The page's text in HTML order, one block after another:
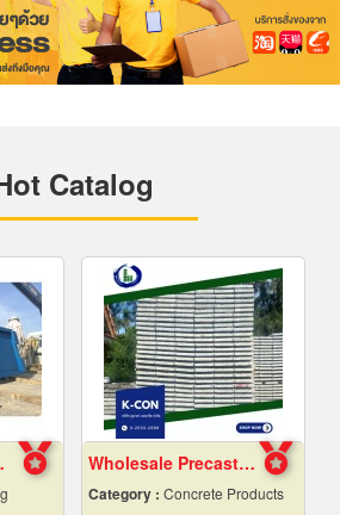
Catalog
Wholesale Precast Concrete Slabs, Samut Prakan
Category : Concrete Products